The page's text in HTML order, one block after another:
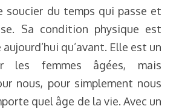
soucier du temps qui passe et
Sa condition physique est
qu’avant. Elle est un
les femmes âgées, mais
nous, pour simplement nous
quel âge de la vie. Avec un